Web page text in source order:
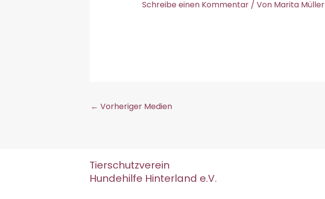
Schreibe einen Kommentar / Von Marita Müller
← Vorheriger Medien
Tierschutzverein
Hundehilfe Hinterland e.V.